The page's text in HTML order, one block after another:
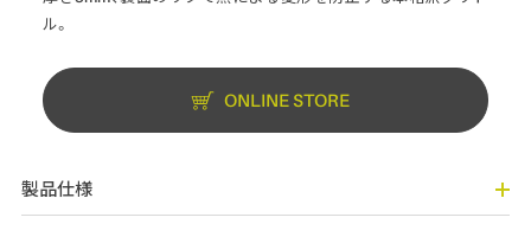
ル。
ONLINE STORE
製品仕様